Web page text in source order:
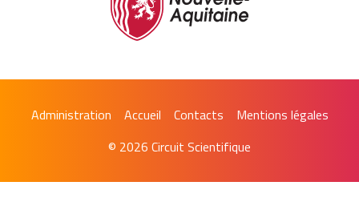
Administration Accueil Contacts
Mentions légales
© 2026 Circuit Scientifique